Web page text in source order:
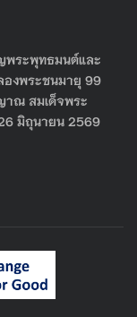
พระพุทธมนต์และ
งพระชนมายุ 99
าณ สมเด็จพระ
มิถุนายน 2569